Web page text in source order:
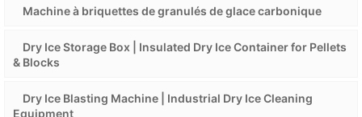
Machine à briquettes de granulés de glace carbonique
Dry Ice Storage Box | Insulated Dry Ice Container for Pellets
& Blocks
Dry Ice Blasting Machine | Industrial Dry Ice Cleaning
Equipment